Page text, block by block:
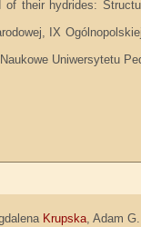
their hydrides:
IX
Uniwersytetu
Krupska, Adam